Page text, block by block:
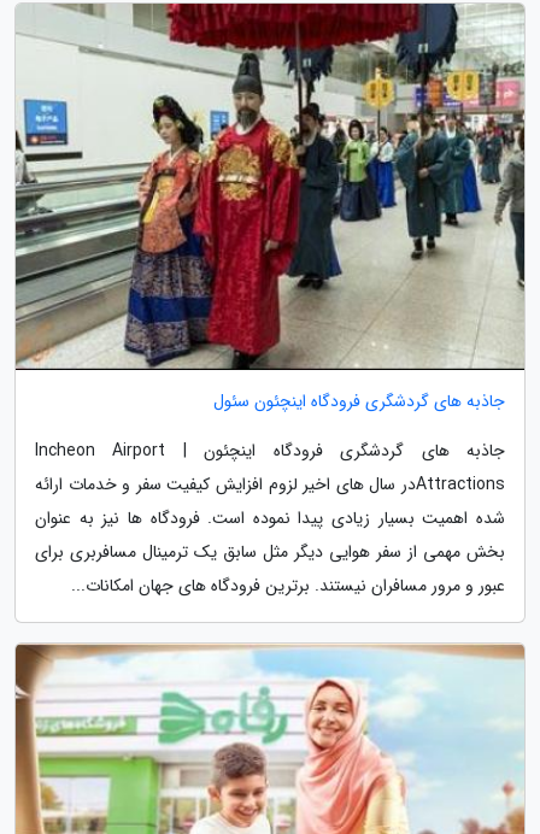
جاذبه های گردشگری فرودگاه اینچئون سئول
جاذبه های گردشگری فرودگاه اینچئون | Incheon Airport
Attractionsدر سال های اخیر لزوم افزایش کیفیت سفر و خدمات ارائه
شده اهمیت بسیار زیادی پیدا نموده است. فرودگاه ها نیز به عنوان
بخش مهمی از سفر هوایی دیگر مثل سابق یک ترمینال مسافربری برای
عبور و مرور مسافران نیستند. برترین فرودگاه های جهان امکانات...